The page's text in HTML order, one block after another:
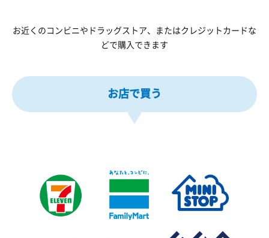
お近くのコンビニやドラッグストア、またはクレジットカードな
どで購入できます
お店で買う